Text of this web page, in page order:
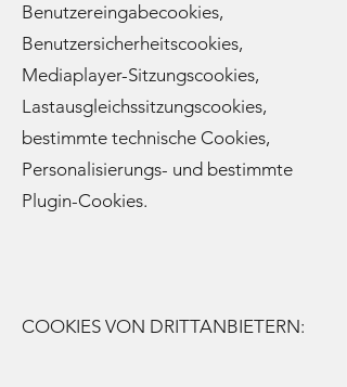
Benutzereingabecookies,
Benutzersicherheitscookies,
Mediaplayer-Sitzungscookies,
Lastausgleichssitzungscookies,
bestimmte technische Cookies,
Personalisierungs- und bestimmte
Plugin-Cookies.
COOKIES VON DRITTANBIETERN: